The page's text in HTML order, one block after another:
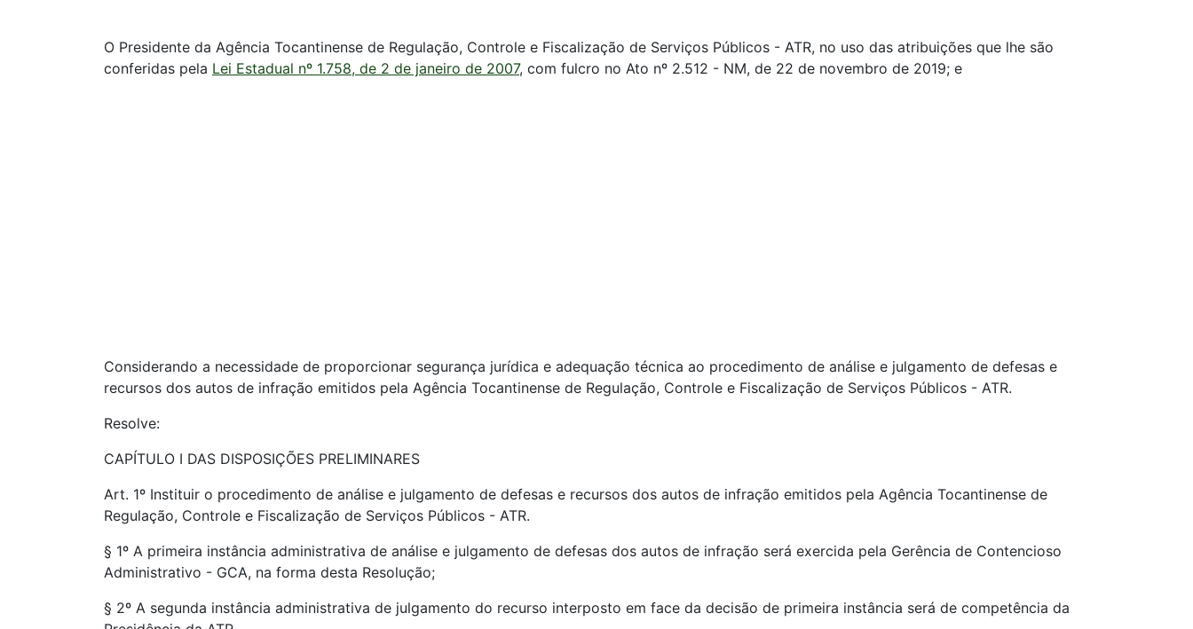
O Presidente da Agência Tocantinense de Regulação, Controle e Fiscalização de Serviços Públicos - ATR, no uso das atribuições que lhe são
conferidas pela Lei Estadual nº 1.758, de 2 de janeiro de 2007, com fulcro no Ato nº 2.512 - NM, de 22 de novembro de 2019; e
Considerando a necessidade de proporcionar segurança jurídica e adequação técnica ao procedimento de análise e julgamento de defesas e
recursos dos autos de infração emitidos pela Agência Tocantinense de Regulação, Controle e Fiscalização de Serviços Públicos - ATR.
Resolve:
CAPÍTULO I DAS DISPOSIÇÕES PRELIMINARES
Art. 1º Instituir o procedimento de análise e julgamento de defesas e recursos dos autos de infração emitidos pela Agência Tocantinense de
Regulação, Controle e Fiscalização de Serviços Públicos - ATR.
§ 1º A primeira instância administrativa de análise e julgamento de defesas dos autos de infração será exercida pela Gerência de Contencioso
Administrativo - GCA, na forma desta Resolução;
§ 2º A segunda instância administrativa de julgamento do recurso interposto em face da decisão de primeira instância será de competência da